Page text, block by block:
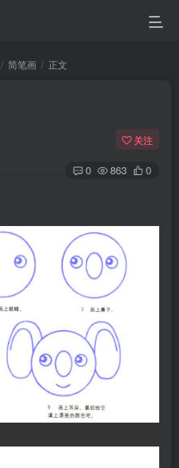
简笔画 正文
关注
0 863 0